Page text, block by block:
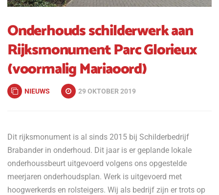
Onderhouds schilderwerk aan
Rijksmonument Parc Glorieux
(voormalig Mariaoord)
NIEUWS 29 OKTOBER 2019
Dit rijksmonument is al sinds 2015 bij Schilderbedrijf
Brabander in onderhoud. Dit jaar is er geplande lokale
onderhoussbeurt uitgevoerd volgens ons opgestelde
meerjaren onderhoudsplan. Werk is uitgevoerd met
hoogwerkerds en rolsteigers. Wij als bedrijf zijn er trots op